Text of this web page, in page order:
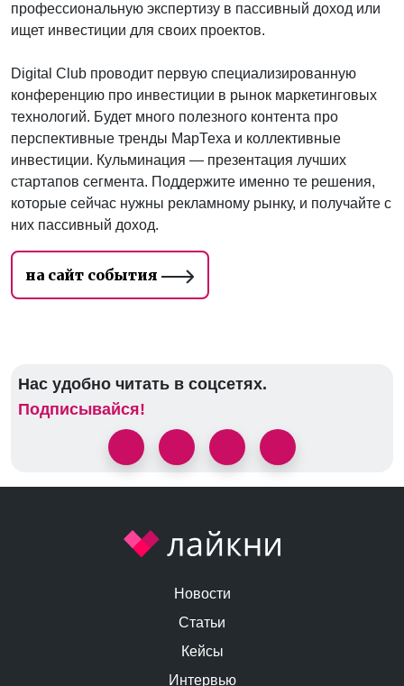
профессиональную экспертизу в пассивный доход или
ищет инвестиции для своих проектов.
Digital Club проводит первую специализированную
конференцию про инвестиции в рынок маркетинговых
технологий. Будет много полезного контента про
перспективные тренды МарТеха и коллективные
инвестиции. Кульминация — презентация лучших
стартапов сегмента. Поддержите именно те решения,
которые сейчас нужны рекламному рынку, и получайте с
них пассивный доход.
на сайт события
Нас удобно читать в соцсетях.
Подписывайся!
Новости
Статьи
Кейсы
Интервью